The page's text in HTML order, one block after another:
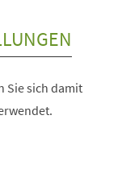
Sie sich damit